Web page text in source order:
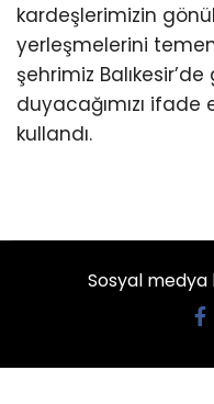
kardeşlerimizin
yerleşmelerini
şehrimiz
duyacağımızı
kullandı.
Sosyal medya